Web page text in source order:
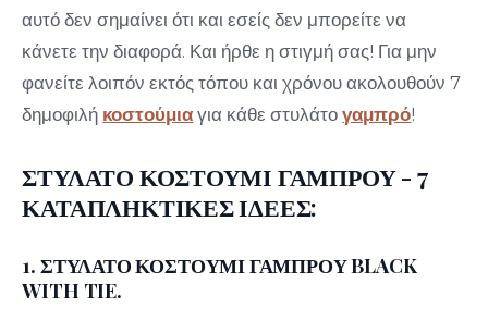
αυτό δεν σημαίνει ότι και εσείς δεν μπορείτε να
κάνετε την διαφορά. Και ήρθε η στιγμή σας! Για μην
φανείτε λοιπόν εκτός τόπου και χρόνου ακολουθούν 7
δημοφιλή κοστούμια για κάθε στυλάτογαμπρό!
ΣΤΥΛΑΤΟ ΚΟΣΤΟΥΜΙ ΓΑΜΠΡΟΥ - 7
ΚΑΤΑΠΛΗΚΤΙΚΕΣ ΙΔΕΕΣ:
1. ΣΤΥΛΑΤΟ ΚΟΣΤΟΥΜΙ ΓΑΜΠΡΟΥ BLACK
WITH TIE.